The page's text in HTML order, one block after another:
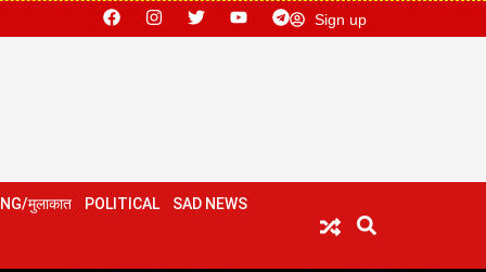
Sign up
मुलाकात POLITICAL SAD NEWS